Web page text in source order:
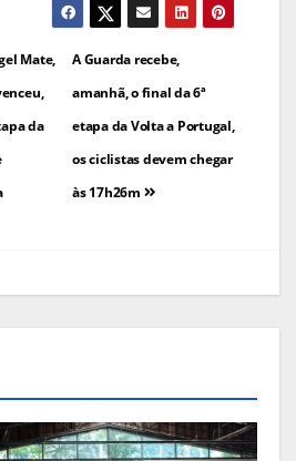
A Guarda recebe,
amanhã, o final da 6ª
etapa da Volta a Portugal,
os ciclistas devem chegar
às 17h26m
Mate,
da